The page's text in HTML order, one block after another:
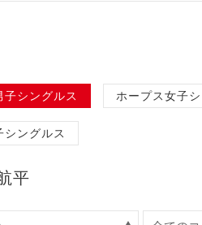
業報告
プレート制作
子シングルス ホープス女子
シングルス
平